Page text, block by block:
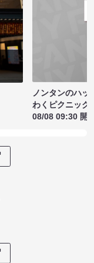
ノンタンのハッ
わくピクニック
08/08 09:30 開